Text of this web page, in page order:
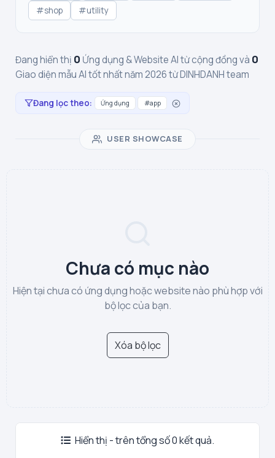
#shop
#utility
Đang hiển thị 0 Ứng dụng & Website AI từ cộng đồng và 0
Giao diện mẫu AI tốt nhất năm 2026 từ DINHDANH team
Đang lọc theo: Ứng dụng #app
USER SHOWCASE
Chưa có mục nào
Hiện tại chưa có ứng dụng hoặc website nào phù hợp với
bộ lọc của bạn.
Xóa bộ lọc
Hiển thị - trên tổng số 0 kết quả.